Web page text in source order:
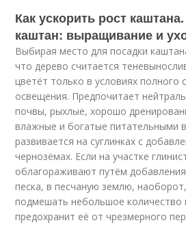
Как ускорить рост
каштан: выращивание и
Выбирая место для посадки
что дерево считается
цветёт только в условиях полного
освещения. Предпочитает
почвы, рыхлые, хорошо
влажные и богатые питательными
развивается на суглинках с
чернозёмах. Если на участке
облагораживают путём
песка, в песчаную землю,
подмешать небольшое количество
предохранит её от чрезмерного